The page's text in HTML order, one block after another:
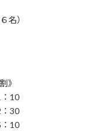
名）
》
10
30
10